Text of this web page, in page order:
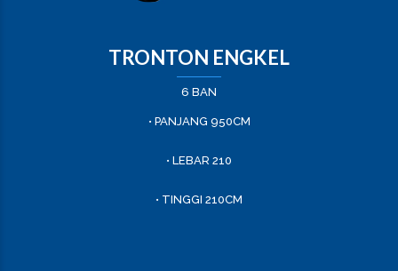
TRONTON ENGKEL
6 BAN
• PANJANG 950CM
• LEBAR 210
• TINGGI 210CM